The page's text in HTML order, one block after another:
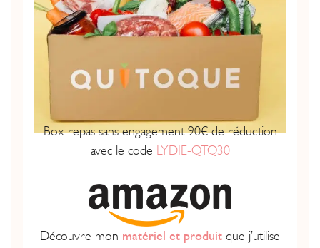
Box repas sans engagement 90€ de réduction
avec le code LYDIE-QTQ30
Découvre mon matériel et produit que j’utilise